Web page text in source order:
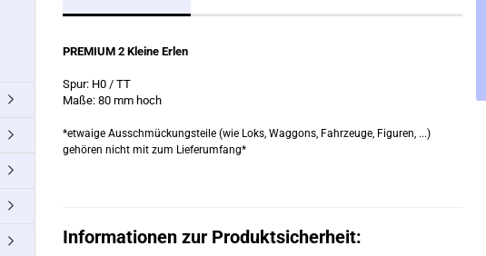
PREMIUM 2 Kleine Erlen
Spur: H0 / TT
Maße: 80 mm hoch
*etwaige Ausschmückungsteile (wie Loks, Waggons, Fahrzeuge, Figuren, ...)
gehören nicht mit zum Lieferumfang*
Informationen zur Produktsicherheit: